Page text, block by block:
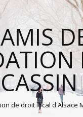
CASSIN
de droit local d'Alsace